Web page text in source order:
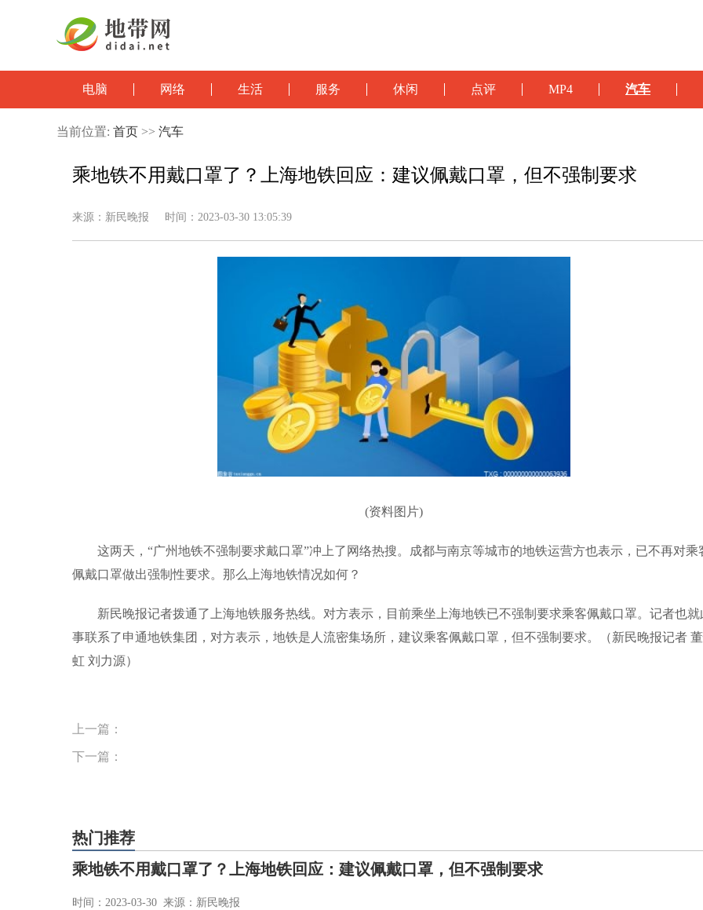
电脑 网络 生活 服务 休闲 点评 MP4 汽车
当前位置: 首页 >> 汽车
乘地铁不用戴口罩了？上海地铁回应：建议佩戴口罩，但不强制要求
来源：新民晚报 时间：2023-03-30 13:05:39
(资料图片)
这两天，“广州地铁不强制要求戴口罩”冲上了网络热搜。成都与南京等城市的地铁运营方也表示，已不再对乘
佩戴口罩做出强制性要求。那么上海地铁情况如何？
新民晚报记者拨通了上海地铁服务热线。对方表示，目前乘坐上海地铁已不强制要求乘客佩戴口罩。记者也就
事联系了申通地铁集团，对方表示，地铁是人流密集场所，建议乘客佩戴口罩，但不强制要求。（新民晚报记者
虹 刘力源）
上一篇：
下一篇：
热门推荐
乘地铁不用戴口罩了？上海地铁回应：建议佩戴口罩，但不强制要求
时间：2023-03-30 来源：新民晚报